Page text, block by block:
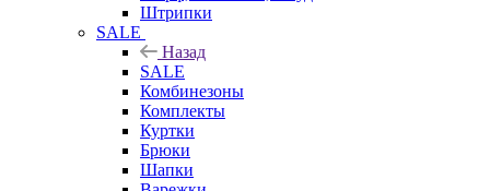
Штрипки
SALE
Назад
SALE
Комбинезоны
Комплекты
Куртки
Брюки
Шапки